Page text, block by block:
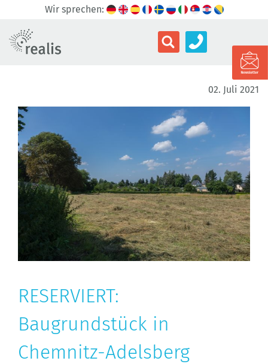
Wir sprechen:
02. Juli 2021
RESERVIERT:
Baugrundstück in
Chemnitz-Adelsberg